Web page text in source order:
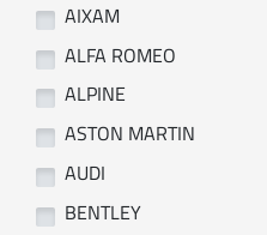
AIXAM
ALFA ROMEO
ALPINE
ASTON MARTIN
AUDI
BENTLEY